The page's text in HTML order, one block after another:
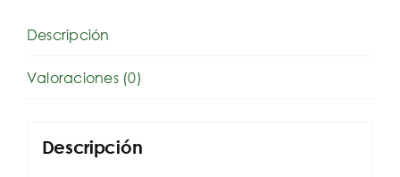
Descripción
Valoraciones (0)
Descripción